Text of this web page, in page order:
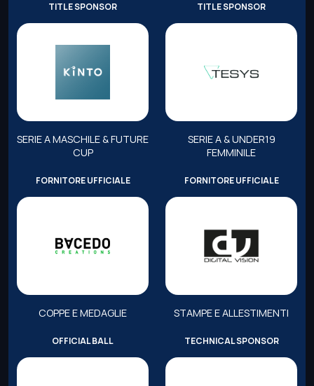
TITLE SPONSOR
SERIE A MASCHILE & FUTURE
CUP
TITLE SPONSOR
SERIE A & UNDER19
FEMMINILE
FORNITORE UFFICIALE
COPPE E MEDAGLIE
FORNITORE UFFICIALE
STAMPE E ALLESTIMENTI
OFFICIAL BALL TECHNICAL SPONSOR